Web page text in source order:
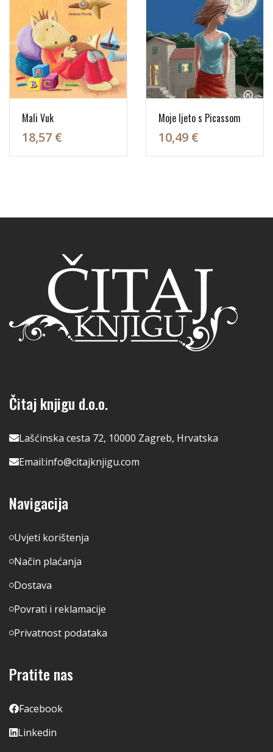
Mali Vuk
18,57 €
Moje ljeto s Picassom
10,49 €
Čitaj knjigu d.o.o.
Lašćinska cesta 72, 10000 Zagreb, Hrvatska
Email:info@citajknjigu.com
Navigacija
Uvjeti korištenja
Način plaćanja
Dostava
Povrati i reklamacije
Privatnost podataka
Pratite nas
Facebook
Linkedin